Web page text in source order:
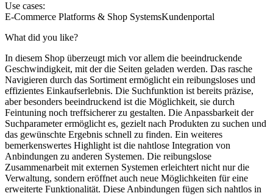
Use cases:
E-Commerce Platforms & Shop SystemsKundenportal
What did you like?
In diesem Shop überzeugt mich vor allem die beeindruckende
Geschwindigkeit, mit der die Seiten geladen werden. Das rasche
Navigieren durch das Sortiment ermöglicht ein reibungsloses und
effizientes Einkaufserlebnis. Die Suchfunktion ist bereits präzise,
aber besonders beeindruckend ist die Möglichkeit, sie durch
Feintuning noch treffsicherer zu gestalten. Die Anpassbarkeit der
Suchparameter ermöglicht es, gezielt nach Produkten zu suchen und
das gewünschte Ergebnis schnell zu finden. Ein weiteres
bemerkenswertes Highlight ist die nahtlose Integration von
Anbindungen zu anderen Systemen. Die reibungslose
Zusammenarbeit mit externen Systemen erleichtert nicht nur die
Verwaltung, sondern eröffnet auch neue Möglichkeiten für eine
erweiterte Funktionalität. Diese Anbindungen fügen sich nahtlos in